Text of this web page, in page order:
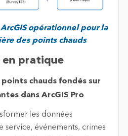
opérationnel pour la
des points chauds
pratique
points chauds fondés sur
dans ArcGIS Pro
les données
service, événements, crimes